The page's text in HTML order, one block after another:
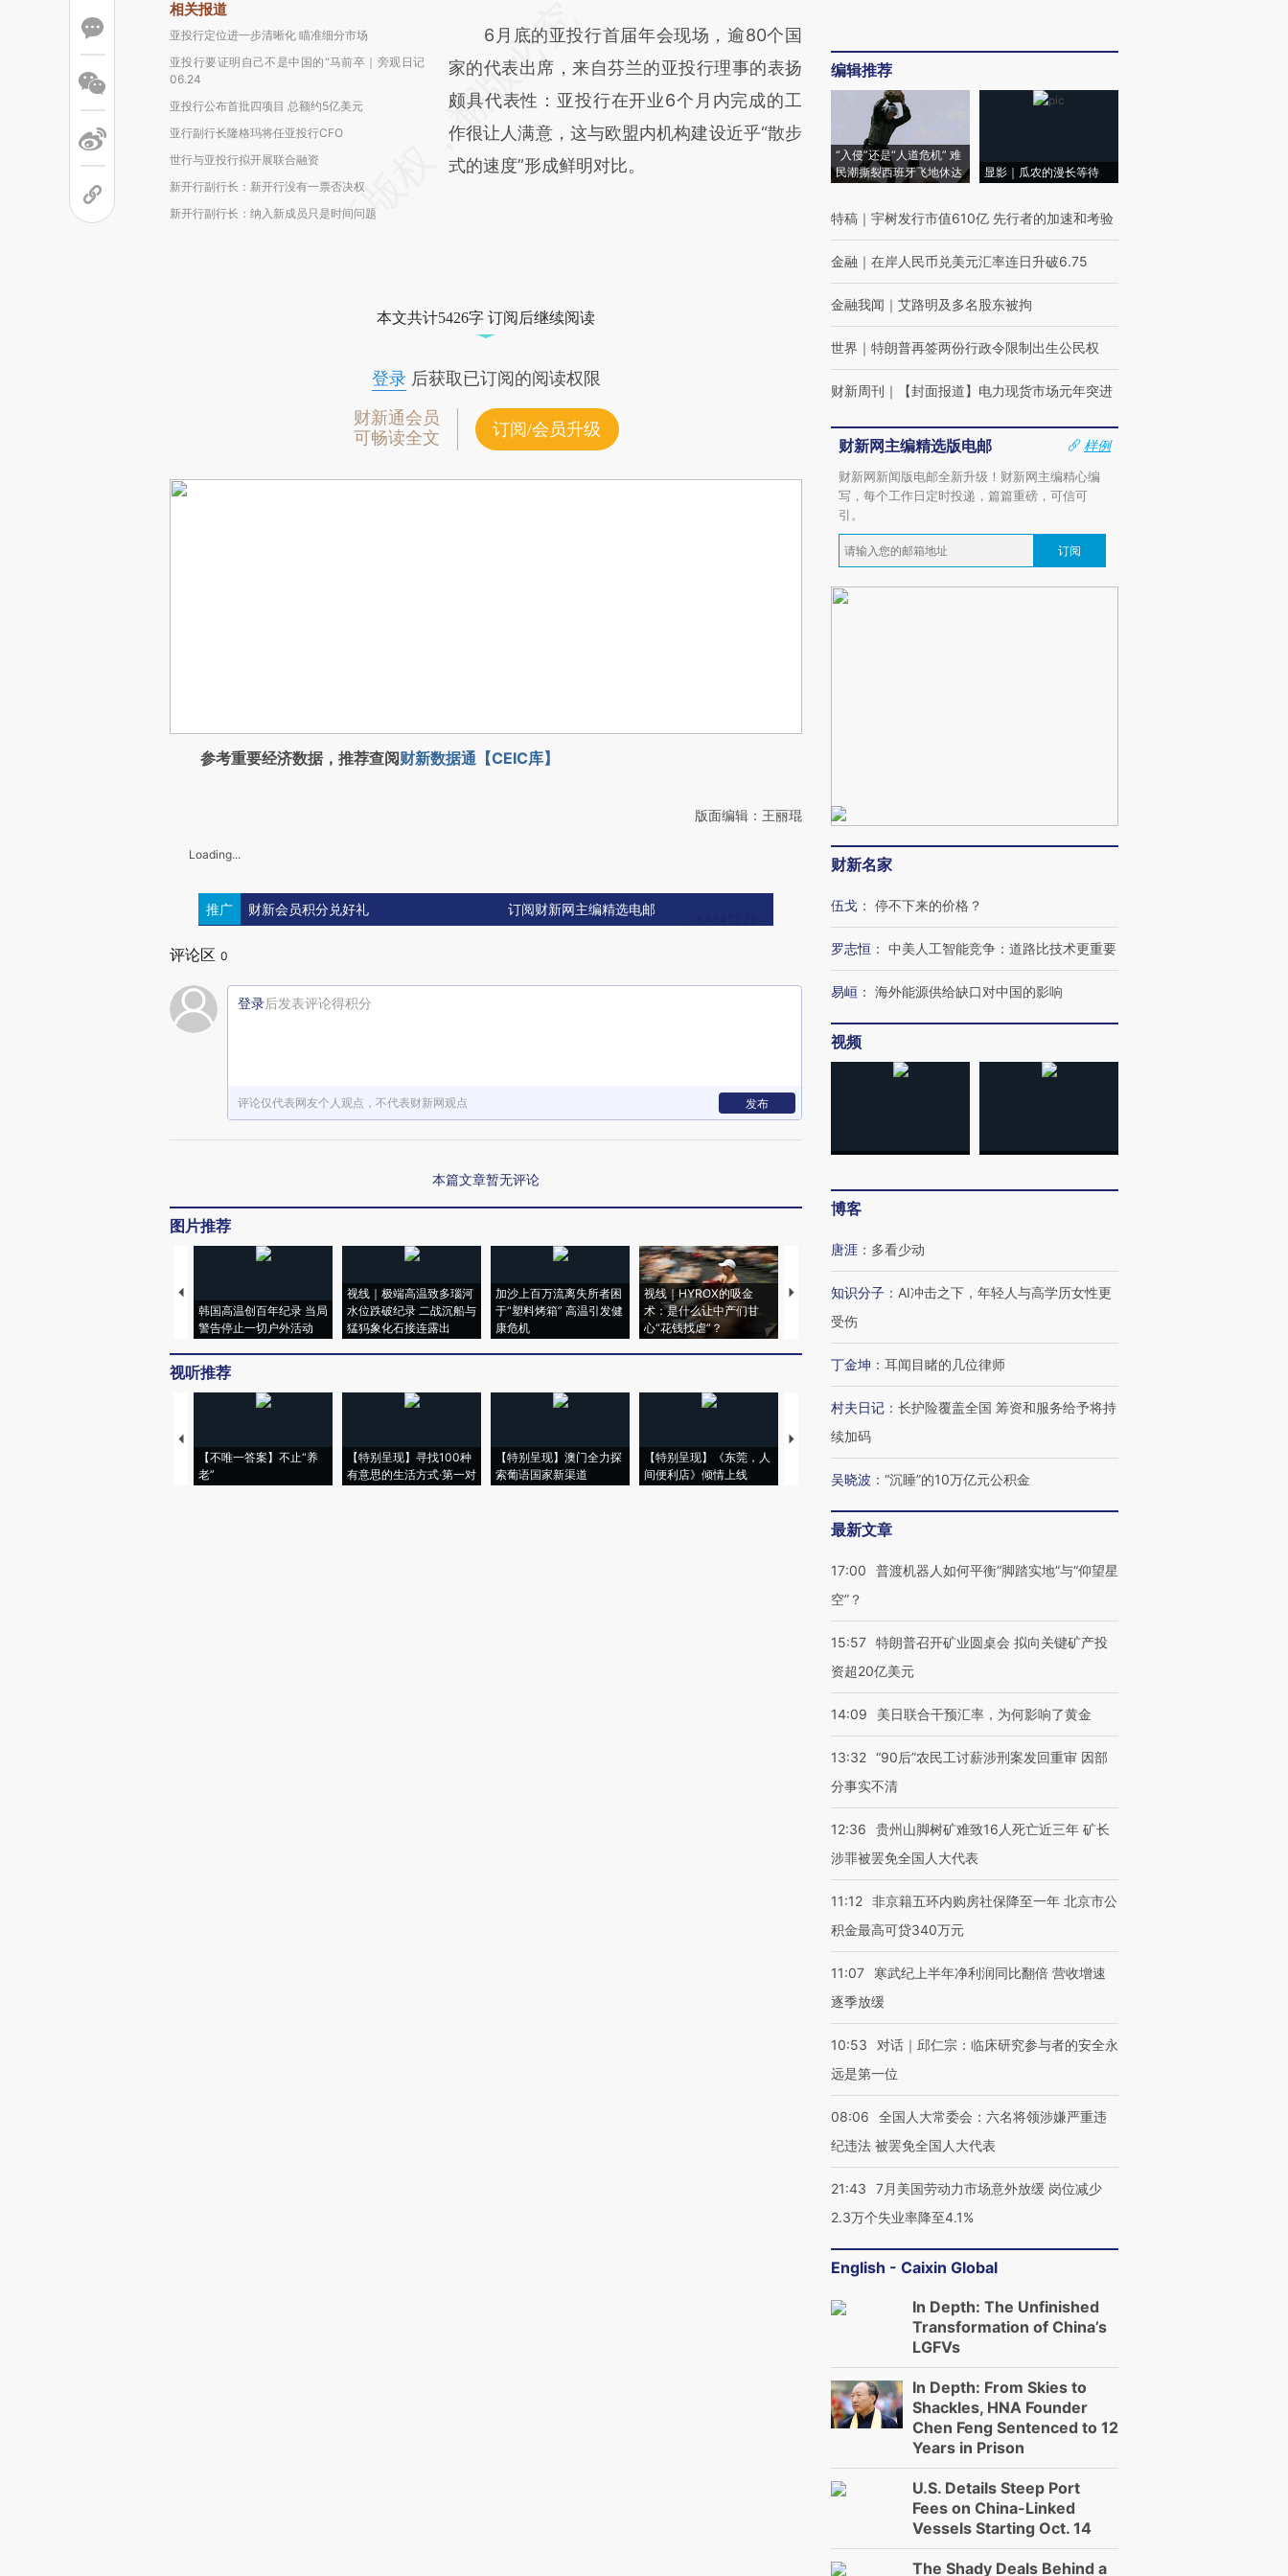
相关报道
亚投行定位进一步清晰化 瞄准细分市场
亚投行要证明自己不是中国的“马前卒｜旁观日记
06.24
亚投行公布首批四项目 总额约5亿美元
亚行副行长隆格玛将任亚投行CFO
世行与亚投行拟开展联合融资
新开行副行长：新开行没有一票否决权
新开行副行长：纳入新成员只是时间问题
6月底的亚投行首届年会现场，逾80个国
家的代表出席，来自芬兰的亚投行理事的表扬
颇具代表性：亚投行在开业6个月内完成的工
作很让人满意，这与欧盟内机构建设近乎“散步
式的速度”形成鲜明对比。
本文共计5426字 订阅后继续阅读
登录后获取已订阅的阅读权限
财新通会员
可畅读全文
订阅/会员升级
参考重要经济数据，推荐查阅财新数据通【CEIC库】
版面编辑：王丽琨
Loading...
推广 财新会员积分兑好礼 订阅财新网主编精选电邮
评论区 0
登录后发表评论得积分
评论仅代表网友个人观点，不代表财新网观点 发布
本篇文章暂无评论
图片推荐
韩国高温创百年纪录 当局
警告停止一切户外活动
视线｜极端高温致多瑙河
水位跌破纪录 二战沉船与
猛犸象化石接连露出
加沙上百万流离失所者困
于“塑料烤箱” 高温引发健
康危机
视线｜HYROX的吸金
术：是什么让中产们甘
心“花钱找虐”？
马航飞行员跨国走私7万
视线｜被称为“蟑螂”的印
视线｜“入侵”还是“人道危
视听推荐
【不唯一答案】不止“养
老”
【特别呈现】寻找100种
有意思的生活方式·第一对
【特别呈现】澳门全力探
索葡语国家新渠道
【特别呈现】《东莞，人
间便利店》倾情上线
【推广】走进第四届链博
会，让数智科技“链”接产
【特别呈现】寻找100种
有意思的生活方式·第三对
CFO：不靠规模取胜，华
编辑推荐
“入侵”还是“人道危机” 难
民潮撕裂西班牙飞地休达
显影｜瓜农的漫长等待
特稿 ｜ 宇树发行市值610亿 先行者的加速和考验
金融 ｜ 在岸人民币兑美元汇率连日升破6.75
金融我闻 ｜ 艾路明及多名股东被拘
世界 ｜ 特朗普再签两份行政令限制出生公民权
财新周刊 ｜ 【封面报道】电力现货市场元年突进
财新网主编精选版电邮
样例
财新网新闻版电邮全新升级！财新网主编精心编
写，每个工作日定时投递，篇篇重磅，可信可
引。
订阅
财新名家
伍戈 ： 停不下来的价格？
罗志恒 ： 中美人工智能竞争：道路比技术更重要
易峘 ： 海外能源供给缺口对中国的影响
视频
博客
唐涯 ： 多看少动
知识分子 ： AI冲击之下，年轻人与高学历女性更
受伤
丁金坤 ： 耳闻目睹的几位律师
村夫日记 ： 长护险覆盖全国 筹资和服务给予将持
续加码
吴晓波 ： “沉睡”的10万亿元公积金
最新文章
17:00
普渡机器人如何平衡“脚踏实地”与“仰望星
空”？
15:57 特朗普召开矿业圆桌会 拟向关键矿产投
资超20亿美元
14:09 美日联合干预汇率，为何影响了黄金
13:32 “90后”农民工讨薪涉刑案发回重审 因部
分事实不清
12:36
贵州山脚树矿难致16人死亡近三年 矿长
涉罪被罢免全国人大代表
11:12 非京籍五环内购房社保降至一年 北京市公
积金最高可贷340万元
11:07
寒武纪上半年净利润同比翻倍 营收增速
逐季放缓
10:53
对话｜邱仁宗：临床研究参与者的安全永
远是第一位
08:06
全国人大常委会：六名将领涉嫌严重违
纪违法 被罢免全国人大代表
21:43
7月美国劳动力市场意外放缓 岗位减少
2.3万个失业率降至4.1%
English - Caixin Global
In Depth: The Unfinished
Transformation of China’s
LGFVs
In Depth: From Skies to
Shackles, HNA Founder
Chen Feng Sentenced to 12
Years in Prison
U.S. Details Steep Port
Fees on China-Linked
Vessels Starting Oct. 14
The Shady Deals Behind a